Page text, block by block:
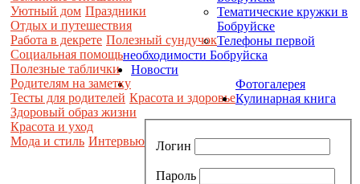
Уютный дом Праздники
Отдых и путешествия
Работа в декрете Полезный сундучок
Социальная помощь
Полезные таблички
Родителям на заметку
Тесты для родителей Красота и здоровье
Здоровый образ жизни
Красота и уход
Мода и стиль Интервью
Тематические кружки в
Бобруйске
Телефоны первой
необходимости Бобруйска
Новости
Фотогалерея
Кулинарная книга
Логин
Пароль